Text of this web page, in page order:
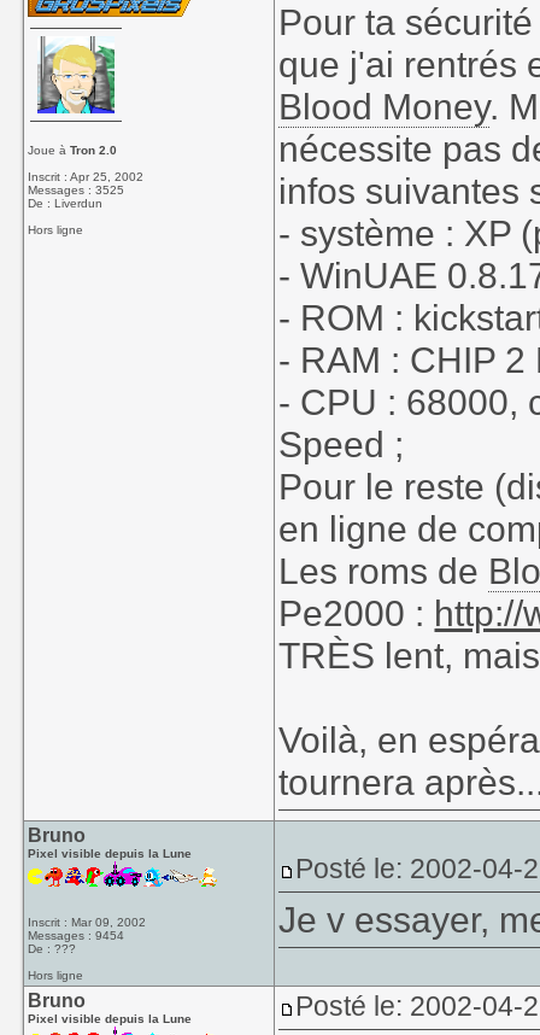
Joue àTron 2.0
Inscrit : Apr 25, 2002
Messages : 3525
De : Liverdun
Hors ligne
Pour ta
que j'ai rentrés
Blood Money.
nécessite pas
infos suivantes
- système : XP
- WinUAE
- ROM :
- RAM : CHIP 2
- CPU : 68000,
Speed ;
Pour le reste
en ligne de
Les roms de
Pe2000 : http://
TRÈS lent,
Voilà, en
tournera
Bruno
Pixel visible depuis la Lune
Inscrit : Mar 09, 2002
Messages : 9454
De : ???
Hors ligne
Posté le: 2002-04-
Je v essayer,
Bruno
Pixel visible depuis la Lune Posté le: 2002-04-